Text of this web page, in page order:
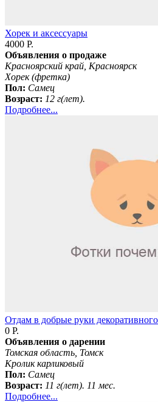
Хорек и аксессуары
4000 Р.
Объявления о продаже
Красноярский край, Красноярск
Хорек (фретка)
Пол: Самец
Возраст: 12 г(лет).
Подробнее...
Отдам в добрые руки
0 Р.
Объявления о дарении
Томская область, Томск
Кролик карликовый
Пол: Самец
Возраст: 11 г(лет). 11 мес.
Подробнее...